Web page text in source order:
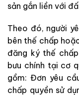
sản gắn liền với
Theo đó, người
bên thế chấp
đăng ký thế chấp
bưu chính tại cơ
gồm: Đơn yêu
chấp quyền sử